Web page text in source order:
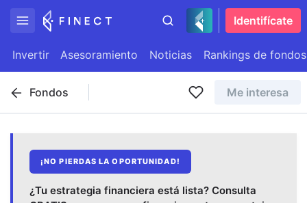
Identifícate
Invertir Asesoramiento Noticias Rankings de fondos
Fondos Me interesa
¡NO PIERDAS LA OPORTUNIDAD!
¿Tu estrategia financiera está lista? Consulta